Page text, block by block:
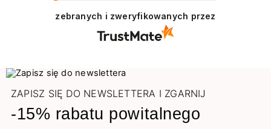
zebranych i zweryfikowanych przez
ZAPISZ SIĘ DO NEWSLETTERA I ZGARNIJ
-15% rabatu powitalnego